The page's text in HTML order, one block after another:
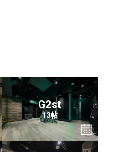
G2st
13帖